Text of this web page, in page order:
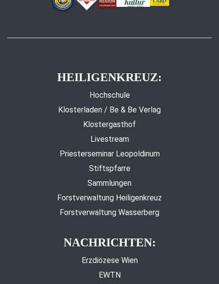
HEILIGENKREUZ:
Hochschule
Klosterladen / Be & Be Verlag
Klostergasthof
Livestream
Priesterseminar Leopoldinum
Stiftspfarre
Sammlungen
Forstverwaltung Heiligenkreuz
Forstverwaltung Wasserberg
NACHRICHTEN:
Erzdiözese Wien
EWTN